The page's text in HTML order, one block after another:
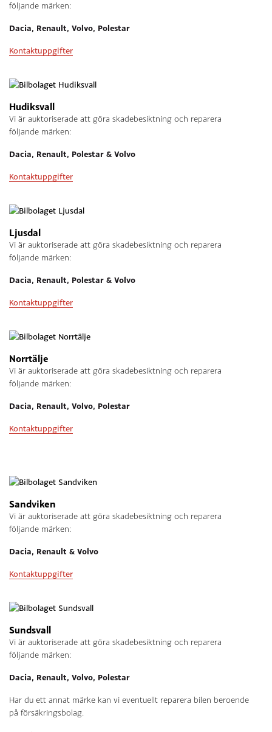
följande märken:
Dacia, Renault, Volvo, Polestar
Kontaktuppgifter
Hudiksvall
Vi är auktoriserade att göra skadebesiktning och reparera
följande märken:
Dacia, Renault, Polestar & Volvo
Kontaktuppgifter
Ljusdal
Vi är auktoriserade att göra skadebesiktning och reparera
följande märken:
Dacia, Renault, Polestar & Volvo
Kontaktuppgifter
Norrtälje
Vi är auktoriserade att göra skadebesiktning och reparera
följande märken:
Dacia, Renault, Volvo, Polestar
Kontaktuppgifter
Sandviken
Vi är auktoriserade att göra skadebesiktning och reparera
följande märken:
Dacia, Renault & Volvo
Kontaktuppgifter
Sundsvall
Vi är auktoriserade att göra skadebesiktning och reparera
följande märken:
Dacia, Renault, Volvo, Polestar
Har du ett annat märke kan vi eventuellt reparera bilen beroende
på försäkringsbolag.